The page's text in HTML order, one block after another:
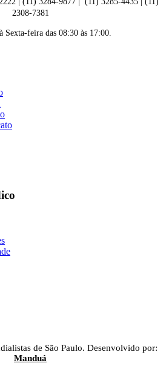
2308-7381
Sexta-feira das 08:30 às 17:00.
de São Paulo. Desenvolvido por:
Manduá